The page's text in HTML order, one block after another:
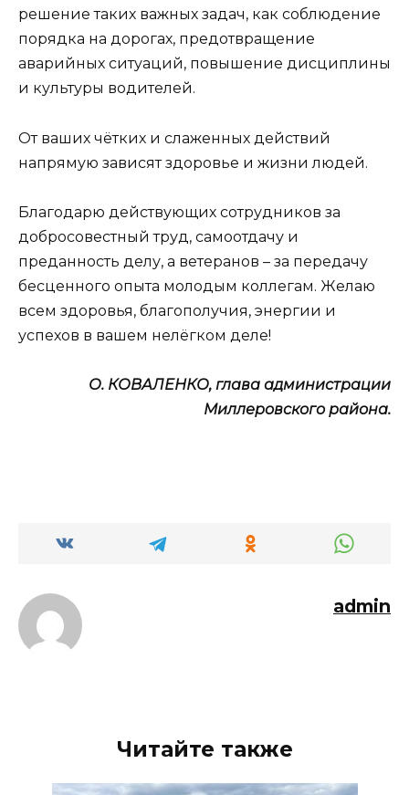
решение таких важных задач, как соблюдение
порядка на дорогах, предотвращение
аварийных ситуаций, повышение дисциплины
и культуры водителей.
От ваших чётких и слаженных действий
напрямую зависят здоровье и жизни людей.
Благодарю действующих сотрудников за
добросовестный труд, самоотдачу и
преданность делу, а ветеранов – за передачу
бесценного опыта молодым коллегам. Желаю
всем здоровья, благополучия, энергии и
успехов в вашем нелёгком деле!
О. КОВАЛЕНКО, глава администрации
Миллеровского района.
admin
Читайте также